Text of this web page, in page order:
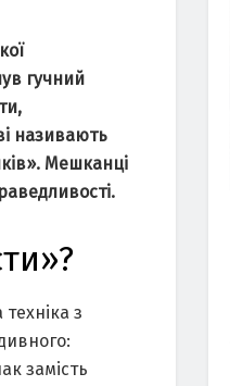
гучний
називають
Мешканці
з
замість